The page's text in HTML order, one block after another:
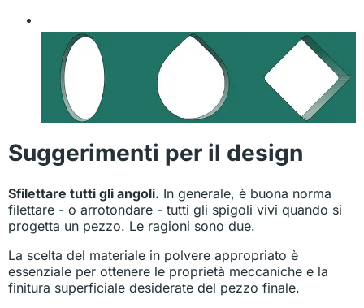
Suggerimenti per il design
Sfilettare tutti gli angoli. In generale, è buona norma
filettare - o arrotondare - tutti gli spigoli vivi quando si
progetta un pezzo. Le ragioni sono due.
La scelta del materiale in polvere appropriato è
essenziale per ottenere le proprietà meccaniche e la
finitura superficiale desiderate del pezzo finale.